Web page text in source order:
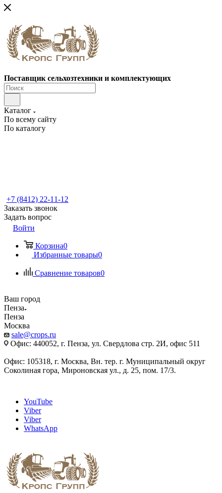
Поставщик сельхозтехники и комплектующих
Каталог
По всему сайту
По каталогу
+7 (8412) 22-11-12
Заказать звонок
Задать вопрос
Войти
Корзина0
Избранные товары0
Сравнение товаров0
Ваш город
Пенза
Пенза
Москва
sale@crops.ru
Офис: 440052, г. Пенза, ул. Свердлова стр. 2И, офис 511
Офис: 105318, г. Москва, Вн. тер. г. Муниципальный округ
Соколиная гора, Мироновская ул., д. 25, пом. 17/3.
YouTube
Viber
Viber
WhatsApp